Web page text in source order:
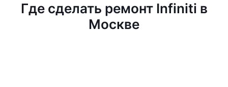
Где сделать ремонт Infiniti в
Москве